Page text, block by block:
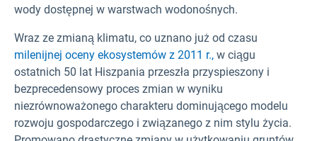
wody dostępnej w warstwach wodonośnych.
Wraz ze zmianą klimatu, co uznano już od czasu
milenijnej oceny ekosystemów z 2011 r., w ciągu
ostatnich 50 lat Hiszpania przeszła przyspieszony i
bezprecedensowy proces zmian w wyniku
niezrównoważonego charakteru dominującego modelu
rozwoju gospodarczego i związanego z nim stylu życia.